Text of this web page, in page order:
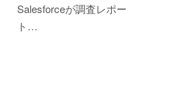
Salesforceが調査レポー
ト…